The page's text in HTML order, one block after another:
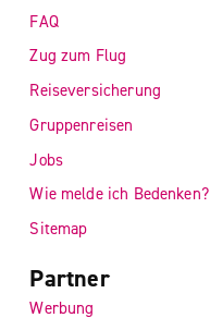
FAQ
Zug zum Flug
Reiseversicherung
Gruppenreisen
Jobs
Wie melde ich Bedenken?
Sitemap
Partner
Werbung